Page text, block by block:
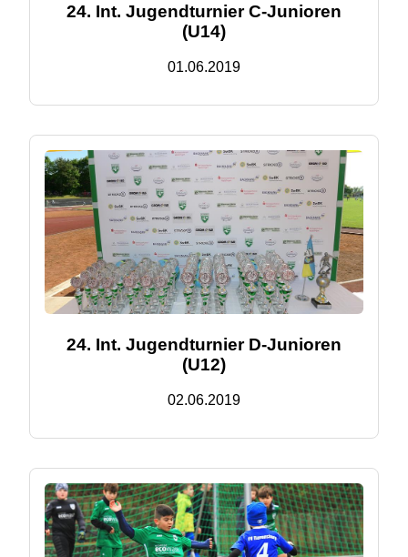
24. Int. Jugendturnier C-Junioren
(U14)
01.06.2019
24. Int. Jugendturnier D-Junioren
(U12)
02.06.2019